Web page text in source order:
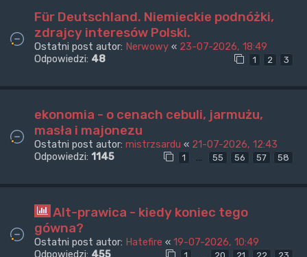
Für Deutschland. Niemieckie podnóżki,
zdrajcy interesów Polski.
Ostatni post autor: Nerwowy « 23-07-2026, 18:49
Odpowiedzi: 48 1 2 3
ekonomia - o cenach cebuli, jarmużu,
masła i majonezu
Ostatni post autor: mistrzsardu « 21-07-2026, 12:43
Odpowiedzi: 1145 1 … 55 56 57 58
Alt-prawica - kiedy koniec tego
gówna?
Ostatni post autor: Hatefire « 19-07-2026, 10:49
Odpowiedzi: 455